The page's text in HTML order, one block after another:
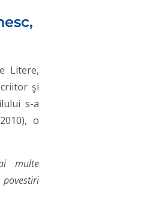
Litere,
şi
s-a
o
multe